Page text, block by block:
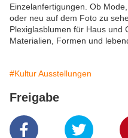
Einzelanfertigungen. Ob
oder neu auf dem Foto zu
Plexiglasblumen für Haus und
Materialien, Formen und
#Kultur Ausstellungen
Freigabe